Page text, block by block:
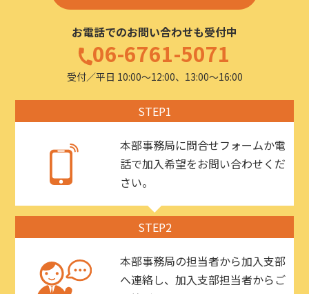
お電話でのお問い合わせも受付中
06-6761-5071
受付／平日 10:00〜12:00、13:00〜16:00
STEP1
本部事務局に問合せフォームか電
話で加入希望をお問い合わせくだ
さい。
STEP2
本部事務局の担当者から加入支部
へ連絡し、加入支部担当者からご